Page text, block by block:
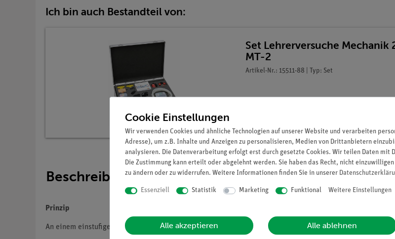
Ich bin auch Bestandteil von:
Set Lehrerversuche Mechanik
MT-2
Artikel-Nr.: 15511-88 | Typ: Set
Beschreibung
Prinzip
An einem einstufigen Riemengetriebe sollen Aufbau und Wirkungsweise des Riemengetriebes
Cookie Einstellungen
Wir verwenden Cookies und ähnliche Technologien auf unserer Website und verarbeiten
Adresse), um z.B. Inhalte und Anzeigen zu personalisieren, Medien von Drittanbietern
analysieren. Die Datenverarbeitung erfolgt erst durch gesetzte Cookies. Wir teilen Daten mit
Die Zustimmung kann erteilt oder abgelehnt werden. Sie haben das Recht, nicht
zu ändern oder zu widerrufen. Weitere Informationen finden Sie in unserer
Essenziell Statistik Marketing Funktional Weitere Einstellungen
Alle akzeptieren Alle ablehnen